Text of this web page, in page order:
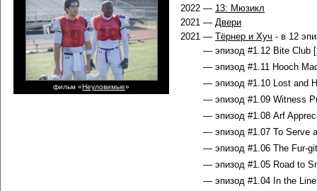
фильм «Неуловимые»
2022 — 13: Мюзикл
2021 — Двери
2021 — Тёрнер и Хуч - в 12
— эпизод #1.12 Bite Club
— эпизод #1.11 Hooch
— эпизод #1.10 Lost and
— эпизод #1.09 Witness
— эпизод #1.08 Arf
— эпизод #1.07 To Serve
— эпизод #1.06 The Fur-
— эпизод #1.05 Road to
— эпизод #1.04 In the